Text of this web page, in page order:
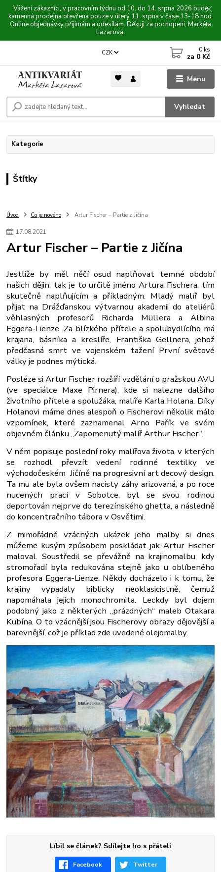
Vážení zákazníci, v pracovním týdnu od 10. do 14. srpna 2026 bude
kamenná prodejna otevřena pouze v úterý 11. srpna v čase 13-18 hod.
Online objednávky přijímám a odesílám. Děkuji za pochopení, Markéta
Lazarová.
Menu
CZK
Vyhledat
0 ks
za 0 Kč
Kategorie
Štítky
Úvod Co je nového Artur Fischer – Partie z Jičína
17.08.2021
Artur Fischer – Partie z Jičína
Jestliže by měl něčí osud naplňovat temné období
našich dějin, tak je to určitě jméno Artura Fischera, tím
skutečně naplňujícím a příkladným. Mladý malíř byl
přijat na Drážďanskou výtvarnou akademii do ateliérů
věhlasných profesorů Richarda Müllera a Albina
Eggera-Lienze. Za blízkého přítele a spolubydlícího má
krajana, básníka a kreslíře, Františka Gellnera, jehož
předčasná smrt ve vojenském tažení První světové
války je podnes mýtická.
Posléze si Artur Fischer rozšíří vzdělání o pražskou AVU
(ve speciálce Maxe Pirnera), kde si nalezne dalšího
životního přítele a spolužáka, malíře Karla Holana. Díky
Holanovi máme dnes alespoň o Fischerovi několik málo
vzpomínek, které zaznamenal Arno Pařík ve svém
objevném článku „Zapomenutý malíř Arthur Fischer“.
V něm popisuje poslední roky malířova života, v kterých
se rozhodl převzít vedení rodinné textilky ve
východočeském Jičíně na progresivní art decový design.
Ta mu ale byla ovšem nacisty záhy arizovaná, a po roce
nucených prací v Sobotce, byl se svou rodinou
deportován nejprve do terezínského ghetta, a následně
do koncentračního tábora v Osvětimi.
Z mimořádně vzácných ukázek jeho malby si dnes
můžeme kusým způsobem poskládat jak Artur Fischer
maloval. Soustředil se převážně na krajinomalbu, kdy
stromořadí byla redukována stejně jako u oblíbeného
profesora Eggera-Lienze. Někdy docházelo i k tomu, že
krajiny vypadaly biblicky neoklasicistně, čemuž
napomáhala jejich monochromita. Leckdy byl dojem
podobný jako z některých „prázdných“ maleb Otakara
Kubína. O to vzácnější jsou Fischerovy obrazy dějovější a
barevnější, což je příklad zde uvedené olejomalby.
Líbil se článek? Sdílejte ho s přáteli
Facebook Twitter